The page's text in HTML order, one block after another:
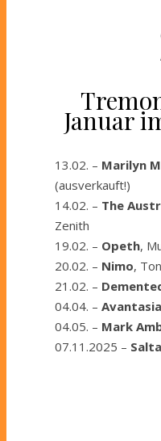
Januar
13.02. – Marilyn
(ausverkauft!)
14.02. – The
Zenith
19.02. – Opeth,
20.02. – Nimo,
21.02. –
04.04. – Avantasia
04.05. – Mark
07.11.2025 –